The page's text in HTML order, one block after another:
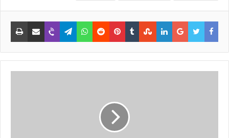
فیس
بوک
توییترگوگل
پلاس
لینکدین‫StumbleUpon
‫Tumblr
‫Pinterest
‫Redditواتس
آپ
تلگراموایبر اشتراک
ایمیل